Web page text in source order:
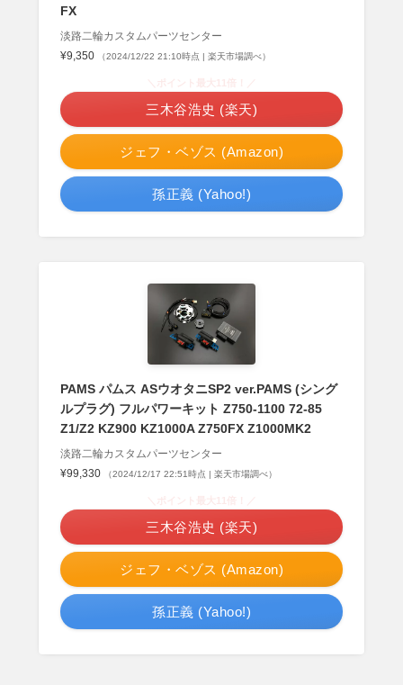
FX
淡路二輪カスタムパーツセンター
¥9,350
（2024/12/22 21:10時点 | 楽天市場調べ）
ジェフ・ベゾス (Amazon)
三木谷浩史 (楽天)
孫正義 (Yahoo!)
PAMS パムス ASウオタニSP2 ver.PAMS (シング
ルプラグ) フルパワーキット Z750-1100 72-85
Z1/Z2 KZ900 KZ1000A Z750FX Z1000MK2
淡路二輪カスタムパーツセンター
¥99,330
（2024/12/17 22:51時点 | 楽天市場調べ）
ジェフ・ベゾス (Amazon)
三木谷浩史 (楽天)
孫正義 (Yahoo!)